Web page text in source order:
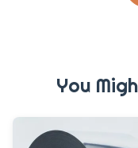
You